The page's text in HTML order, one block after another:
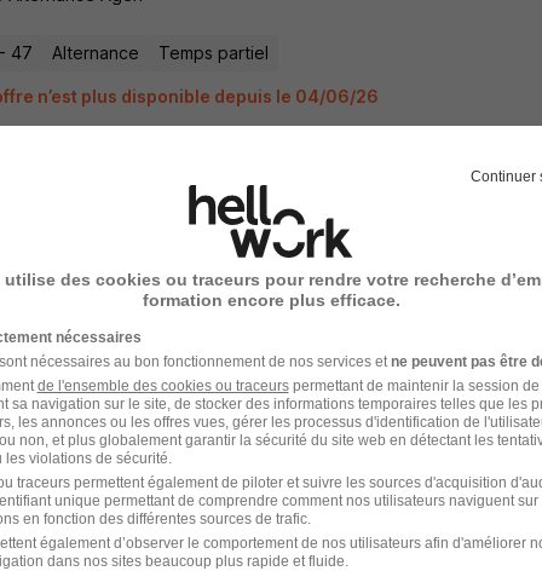
47 Alternance Temps partiel
n’est plus disponible depuis le 04/06/26
RC - Decorateur dans une
Alternance Agen
47 Alternance
n’est plus disponible depuis le 04/06/26
- Visual Merchandising & Styling
H/F
Continuer
utilise des cookies ou traceurs pour rendre votre recherche
formation encore plus efficace.
nécessaires
nécessaires au bon fonctionnement de nos services et ne peuvent pas être
de l'ensemble des cookies ou traceurspermettant de maintenir la session
sa navigation sur le site, de stocker des informations temporaires telles que les
les annonces ou les offres vues, gérer les processus d'identification de
non, et plus globalement garantir la sécurité du site web en détectant les
violations de sécurité.
traceurs permettent également de piloter et suivre les sources d'acquisition
unique permettant de comprendre comment nos utilisateurs naviguent sur
en fonction des différentes sources de trafic.
également d’observer le comportement de nos utilisateurs afin d'améliorer
dans nos sites beaucoup plus rapide et fluide.